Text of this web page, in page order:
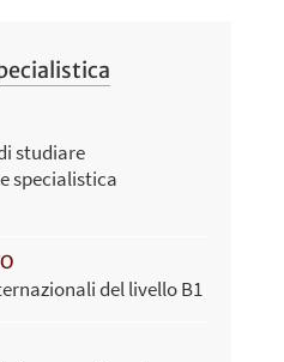
studiare
specialistica
del livello B1